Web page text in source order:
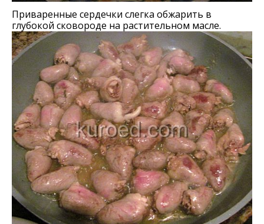
Приваренные сердечки слегка обжарить в
глубокой сковороде на растительном масле.